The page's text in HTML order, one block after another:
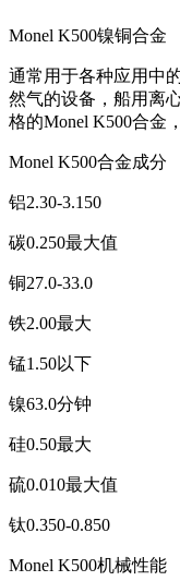
Monel K500镍铜合金
通常用于各种应用中
然气的设备，船用离
格的Monel K500合金
Monel K500合金成分
铝2.30-3.150
碳0.250最大值
铜27.0-33.0
铁2.00最大
锰1.50以下
镍63.0分钟
硅0.50最大
硫0.010最大值
钛0.350-0.850
Monel K500机械性能